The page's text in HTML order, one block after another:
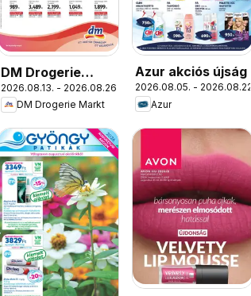
DM Drogerie
Markt akciós
újság
2026.08.13. - 2026.08.26.
DM Drogerie Markt
Azur akciós újság
2026.08.05. - 2026.08.22.
Azur